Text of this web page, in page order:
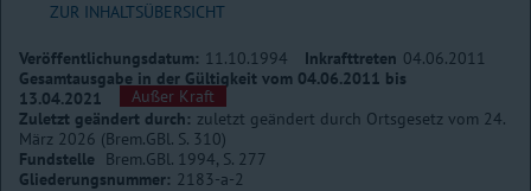
ZUR INHALTSÜBERSICHT
Veröffentlichungsdatum: 11.10.1994 Inkrafttreten 04.06.2011
Gesamtausgabe in der Gültigkeit vom 04.06.2011 bis
13.04.2021
Außer Kraft
Zuletzt geändert durch: zuletzt geändert durch Ortsgesetz vom 24.
März 2026 (Brem.GBl. S. 310)
Fundstelle
Brem.GBl. 1994, S. 277
Gliederungsnummer: 2183-a-2